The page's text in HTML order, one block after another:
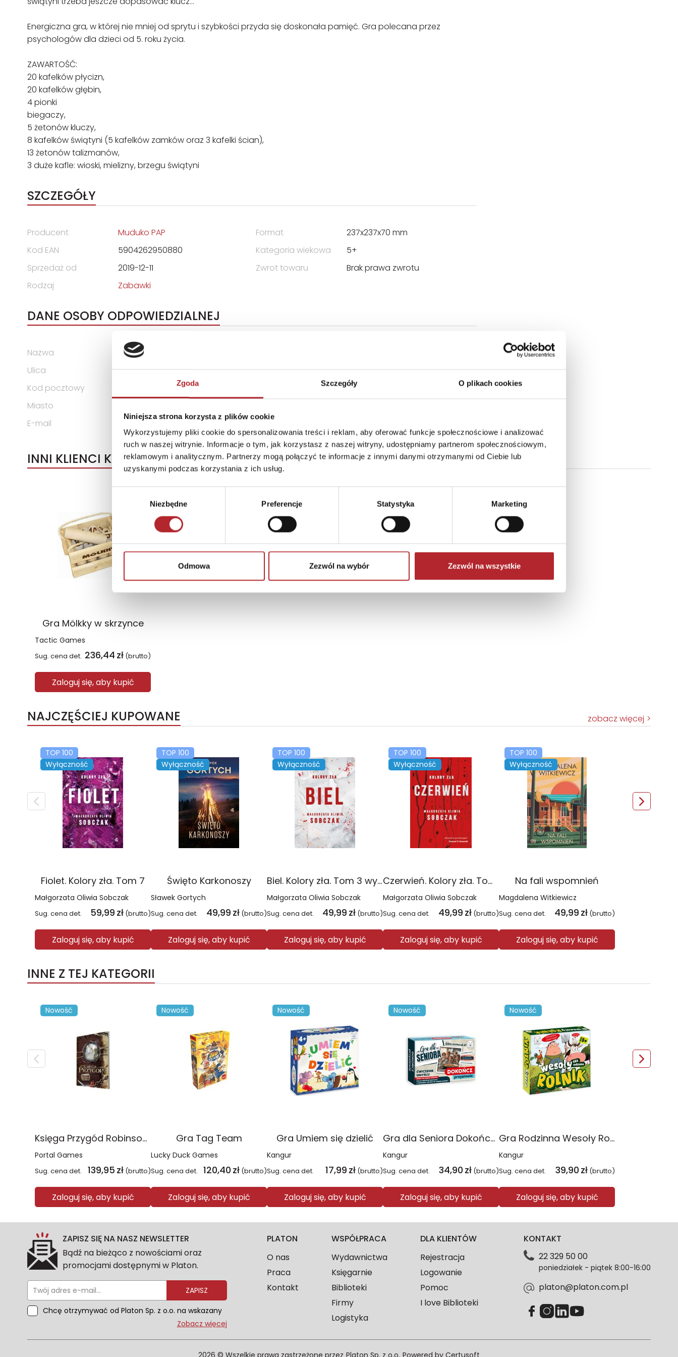
Zgoda Szczegóły O plikach cookies
Niniejsza strona korzysta z plików cookie
Wykorzystujemy pliki cookie do spersonalizowania treści i reklam, aby oferować funkcje społecznościowe i analizować
ruch w naszej witrynie. Informacje o tym, jak korzystasz z naszej witryny, udostępniamy partnerom społecznościowym,
reklamowym i analitycznym. Partnerzy mogą połączyć te informacje z innymi danymi otrzymanymi od Ciebie lub
uzyskanymi podczas korzystania z ich usług.
Niezbędne Preferencje Statystyka Marketing
Odmowa Zezwól na wybór Zezwól na wszystkie
Energiczna gra, w której nie mniej od sprytu i szybkości przyda się doskonała pamięć. Gra polecana przez
psychologów dla dzieci od 5. roku życia.
ZAWARTOŚĆ:
20 kafelków płycizn,
20 kafelków głębin,
4 pionki
biegaczy,
5 żetonów kluczy,
8 kafelków świątyni (5 kafelków zamków oraz 3 kafelki ścian),
13 żetonów talizmanów,
3 duże kafle: wioski, mielizny, brzegu świątyni
SZCZEGÓŁY
Producent
Muduko PAP
Kod EAN
5904262950880
Sprzedaż od
2019-12-11
Rodzaj
Zabawki
Format
237x237x70 mm
Kategoria wiekowa
5+
Zwrot towaru
Brak prawa zwrotu
DANE OSOBY ODPOWIEDZIALNEJ
Nazwa
Fabryka Kart Trefl-Kraków Sp. z o.o.
Ulica
Podłęże 650
Kod pocztowy
Miasto
E-mail
firma@trefl.krakow.pl
INNI KLIENCI KUPOWALI
Gra Mölkky w skrzynce
Tactic Games
Sug. cena det. 236,44 zł (brutto)
Zaloguj się, aby kupić
NAJCZĘŚCIEJ KUPOWANE zobacz więcej
TOP 100
Wyłączność
Fiolet. Kolory zła. Tom 7
Małgorzata Oliwia Sobczak
Sug. cena det. 59,99 zł (brutto)
Zaloguj się, aby kupić
TOP 100
Wyłączność
Święto Karkonoszy
Sławek Gortych
Sug. cena det. 49,99 zł (brutto)
Zaloguj się, aby kupić
TOP 100
Wyłączność
Biel. Kolory zła. Tom 3 wyd. 2025
Małgorzata Oliwia Sobczak
Sug. cena det. 49,99 zł (brutto)
Zaloguj się, aby kupić
TOP 100
Wyłączność
Czerwień. Kolory zła. Tom 1 wyd. 2025
Małgorzata Oliwia Sobczak
Sug. cena det. 49,99 zł (brutto)
Zaloguj się, aby kupić
TOP 100
Wyłączność
Na fali wspomnień
Magdalena Witkiewicz
Sug. cena det. 49,99 zł (brutto)
Zaloguj się, aby kupić
INNE Z TEJ KATEGORII
Nowość
Księga Przygód Robinson Crusoe
Portal Games
Sug. cena det. 139,95 zł (brutto)
Zaloguj się, aby kupić
Nowość
Gra Tag Team
Lucky Duck Games
Sug. cena det. 120,40 zł (brutto)
Zaloguj się, aby kupić
Nowość
Gra Umiem się dzielić
Kangur
Sug. cena det. 17,99 zł (brutto)
Zaloguj się, aby kupić
Nowość
Gra dla Seniora Dokończ przysłowie
Kangur
Sug. cena det. 34,90 zł (brutto)
Zaloguj się, aby kupić
Nowość
Gra Rodzinna Wesoły Rolnik
Kangur
Sug. cena det. 39,90 zł (brutto)
Zaloguj się, aby kupić
ZAPISZ SIĘ NA NASZ NEWSLETTER
Bądź na bieżąco z nowościami oraz
promocjami dostępnymi w Platon.
ZAPISZ
Chcę otrzymywać od Platon Sp. z o.o. na wskazany
Wszelkie informacje dotyczące danych osobowych
znajdziesz w naszej Polityce prywatności. Zgodę
Zobacz więcej
PLATON
O nas
Praca
Kontakt
WSPÓŁPRACA
Wydawnictwa
Księgarnie
Biblioteki
Firmy
Logistyka
DLA KLIENTÓW
Rejestracja
Logowanie
Pomoc
I love Biblioteki
KONTAKT
22 329 50 00
poniedziałek - piątek 8:00-16:00
platon@platon.com.pl
2026 © Wszelkie prawa zastrzeżone przez Platon Sp. z o.o. Powered by Certusoft